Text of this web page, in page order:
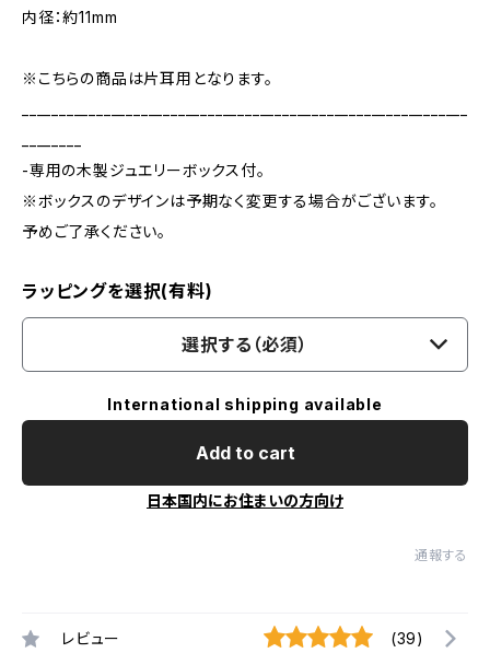
内径：約11mm
※こちらの商品は片耳用となります。
-専用の木製ジュエリーボックス付。
※ボックスのデザインは予期なく変更する場合がございます。
予めご了承ください。
ラッピングを選択(有料)
選択する（必須）
International shipping available
Add to cart
日本国内にお住まいの方向け
通報する
レビュー (39)